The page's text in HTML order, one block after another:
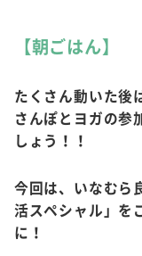
【朝ごはん】​
たくさん動いた後
さんぽとヨガの参
しょう！！
今回は、いなむら
活スペシャル」を
に！